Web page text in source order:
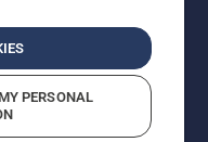
der gesetzlichen
sei denn sie sind für
Datenschutzerklärung
melden
PERSONAL